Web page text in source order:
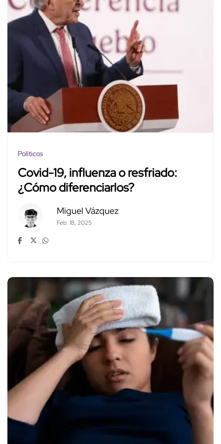
Políticos
Covid-19, influenza o resfriado:
¿Cómo diferenciarlos?
Miguel Vázquez
Feb. 18, 2025